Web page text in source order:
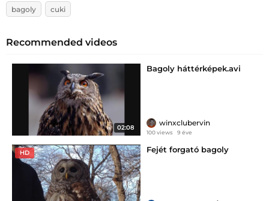
bagoly
cuki
Recommended videos
02:08
Bagoly háttérképek.avi
winxclubervin
100 views 9 éve
HD Fejét forgató bagoly